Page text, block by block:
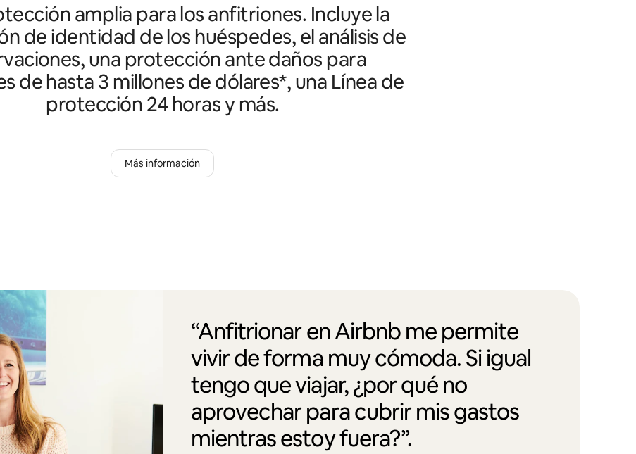
amplia para los anfitriones. Incluye la
de identidad de los huéspedes, el análisis de
una protección ante daños para
de hasta 3 millones de dólares*, una Línea de
protección 24 horas y más.
Más información
“Anfitrionar en Airbnb me permite
vivir de forma muy cómoda. Si igual
tengo que viajar, ¿por qué no
aprovechar para cubrir mis gastos
mientras estoy fuera?”.